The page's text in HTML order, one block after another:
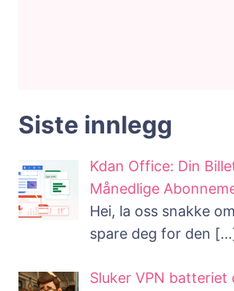
Siste innlegg
Kdan Office: Din
Månedlige
Hei, la oss snakke
spare deg for den
Sluker VPN batteriet